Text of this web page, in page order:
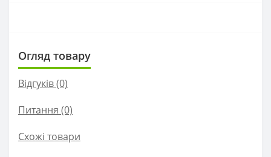
Огляд товару
Відгуків (0)
Питання (0)
Схожі товари